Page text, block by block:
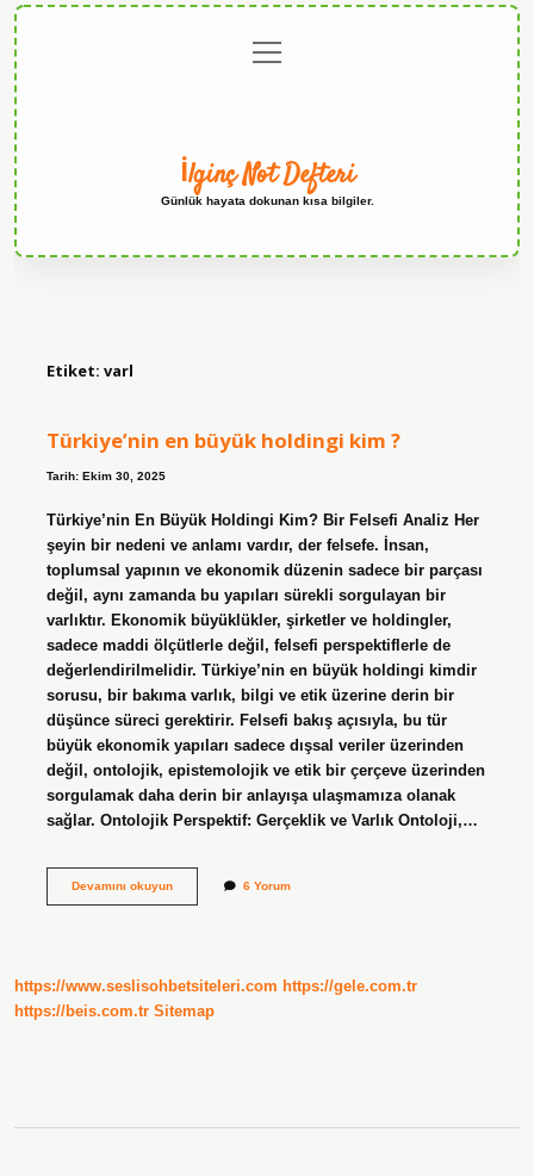
menüyü
aç
İlginç Not Defteri
Günlük hayata dokunan kısa bilgiler.
Etiket: varl
Türkiye’nin en büyük holdingi kim ?
Tarih: Ekim 30, 2025
Türkiye’nin En Büyük Holdingi Kim? Bir Felsefi Analiz Her
şeyin bir nedeni ve anlamı vardır, der felsefe. İnsan,
toplumsal yapının ve ekonomik düzenin sadece bir parçası
değil, aynı zamanda bu yapıları sürekli sorgulayan bir
varlıktır. Ekonomik büyüklükler, şirketler ve holdingler,
sadece maddi ölçütlerle değil, felsefi perspektiflerle de
değerlendirilmelidir. Türkiye’nin en büyük holdingi kimdir
sorusu, bir bakıma varlık, bilgi ve etik üzerine derin bir
düşünce süreci gerektirir. Felsefi bakış açısıyla, bu tür
büyük ekonomik yapıları sadece dışsal veriler üzerinden
değil, ontolojik, epistemolojik ve etik bir çerçeve üzerinden
sorgulamak daha derin bir anlayışa ulaşmamıza olanak
sağlar. Ontolojik Perspektif: Gerçeklik ve Varlık Ontoloji,…
Devamını okuyunTürkiye’nin 6 Yorum
https://www.seslisohbetsiteleri.com https://gele.com.tr
https://beis.com.tr Sitemap